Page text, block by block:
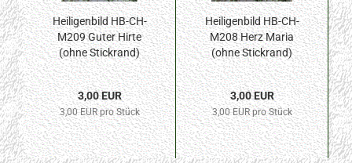
Heiligenbild HB-CH-
M209 Guter Hirte
(ohne Stickrand)
50x70mm
3,00 EUR
3,00 EUR pro Stück
Heiligenbild HB-CH-
M208 Herz Maria
(ohne Stickrand)
50x70mm
3,00 EUR
3,00 EUR pro Stück